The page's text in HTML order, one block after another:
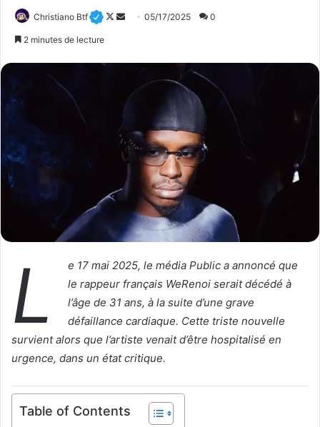
Christiano Btf
F
n
X
e
n
o
r
r
l
05/17/2025 0
2 minutes de lecture
L
e 17 mai 2025, le média Public a annoncé que
le rappeur français WeRenoi serait décédé à
l’âge de 31 ans, à la suite d’une grave
défaillance cardiaque. Cette triste nouvelle
survient alors que l’artiste venait d’être hospitalisé en
urgence, dans un état critique.
Table of Contents